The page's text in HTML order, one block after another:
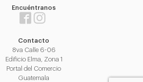
Encuéntranos
Contacto
8va Calle 6-06
Edificio Elma, Zona 1
Portal del Comercio
Guatemala